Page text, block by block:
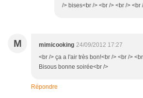
/> bises<br /> <br /> <br /> <br
M mimicooking 24/09/2012 17:27
<br /> ça a l'air très bon!<br /> <br />
Bisous bonne soirée<br />
Répondre